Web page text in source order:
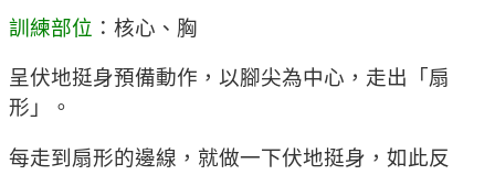
訓練部位 ：核心、胸
呈伏地挺身預備動作，以腳尖為中心，走出「扇
形」。
每走到扇形的邊線，就做一下伏地挺身，如此反